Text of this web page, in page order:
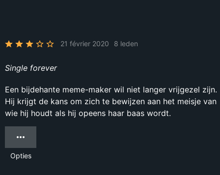
21 février 2020 8 leden
Single forever
Een bijdehante meme-maker wil niet langer vrijgezel zijn.
Hij krijgt de kans om zich te bewijzen aan het meisje van
wie hij houdt als hij opeens haar baas wordt.
Opties